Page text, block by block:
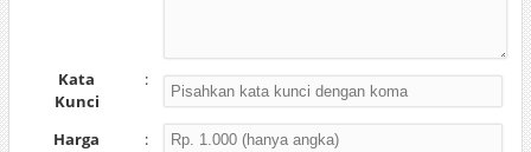
Kata
Kunci
:
Harga :